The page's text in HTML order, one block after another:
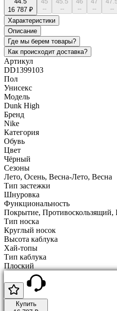
16 787 ₽
--
--
--
--
--
Характеристики
Описание
Где мы берем товары?
Как происходит доставка?
Артикул
DD1399103
Пол
Унисекс
Модель
Dunk High
Бренд
Nike
Категория
Обувь
Цвет
Чёрный
Сезоны
Лето, Осень, Весна-Лето, Весна
Тип застежки
Шнуровка
Функциональность
Покрытие, Противоскользящий,
Тип носка
Круглый носок
Высота каблука
Хай-топы
Тип каблука
Плоский
Купить